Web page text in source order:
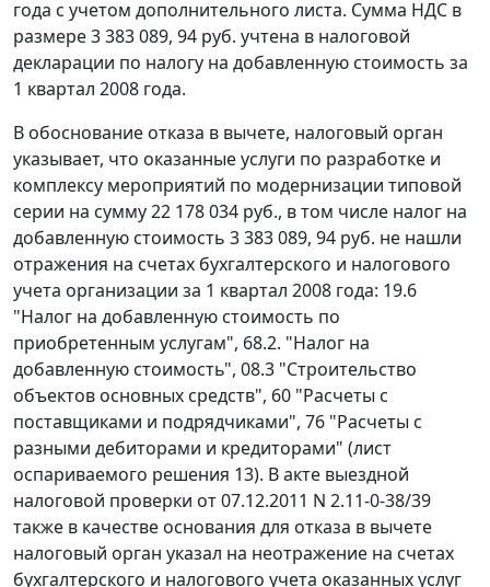
года с учетом дополнительного листа. Сумма НДС в
размере 3 383 089, 94 руб. учтена в налоговой
декларации по налогу на добавленную стоимость за
1 квартал 2008 года.
В обоснование отказа в вычете, налоговый орган
указывает, что оказанные услуги по разработке и
комплексу мероприятий по модернизации типовой
серии на сумму 22 178 034 руб., в том числе налог на
добавленную стоимость 3 383 089, 94 руб. не нашли
отражения на счетах бухгалтерского и налогового
учета организации за 1 квартал 2008 года: 19.6
"Налог на добавленную стоимость по
приобретенным услугам", 68.2. "Налог на
добавленную стоимость", 08.3 "Строительство
объектов основных средств", 60 "Расчеты с
поставщиками и подрядчиками", 76 "Расчеты с
разными дебиторами и кредиторами" (лист
оспариваемого решения 13). В акте выездной
налоговой проверки от 07.12.2011 N 2.11-0-38/39
также в качестве основания для отказа в вычете
налоговый орган указал на неотражение на счетах
бухгалтерского и налогового учета оказанных услуг